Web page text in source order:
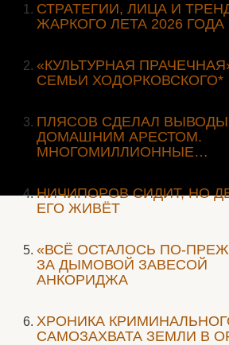
СТРАТЕГИИ, ЛИЦА И
ЖАРКОГО ЛЕТА 2026 ГОДА
«КУЛЬТУРНАЯ
СЕМЬИ ХОДОРКОВСКОГО*
ПЛЯСОВ СДЕЛАЛ
ДОМАШНИМ АРЕСТОМ.
МНОГОМИЛЛИОННЫЕ…
НИЧИПОРОВ СИДИТ, НО
ЕГО ЖИВЁТ
«ВСЁ ОСТАЛОСЬ ПО-
ЗА ДЫМОВОЙ ЗАВЕСОЙ
АНКОРИДЖА
ХРОНИКА
САМОЗАХВАТА ЗЕМЛИ В